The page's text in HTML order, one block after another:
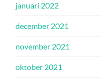
januari 2022
december 2021
november 2021
oktober 2021